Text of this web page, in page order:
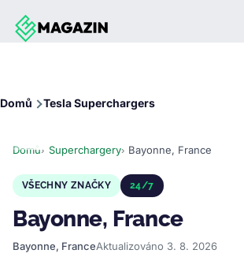
Přejít k hlavnímu obsahu
Domů Tesla Superchargers
Domů Superchargery Bayonne, France
VŠECHNY ZNAČKY 24/7
Bayonne, France
Bayonne, FranceAktualizováno 3. 8. 2026